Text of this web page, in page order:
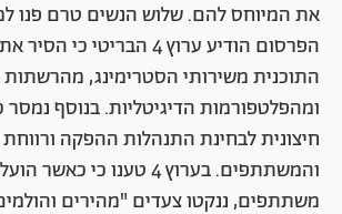
את המיוחס להם. שלוש הנשים טרם פנו
הפרסום הודיע ערוץ 4 הבריטי כי
התוכנית משירותי הסטרימינג,
ומהפלטפורמות הדיגיטליות. בנוסף נמסר
חיצונית לבחינת התנהלות ההפקה
והמשתתפים. בערוץ 4 טענו
משתתפים, ננקטו צעדים "מהירים